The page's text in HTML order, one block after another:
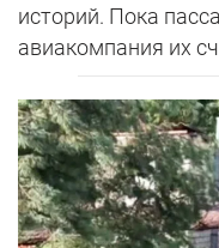
историй. Пока
авиакомпания их